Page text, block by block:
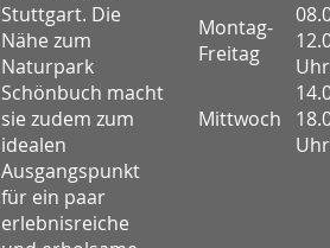
Stuttgart. Die
Nähe zum
Naturpark
Schönbuch macht
sie zudem zum
idealen
Ausgangspunkt
für ein paar
erlebnisreiche
Montag-
Freitag
Uhr
Mittwoch
Uhr